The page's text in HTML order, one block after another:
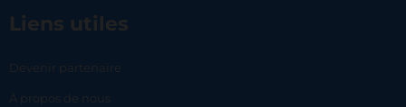
Liens utiles
Devenir partenaire
À propos de nous